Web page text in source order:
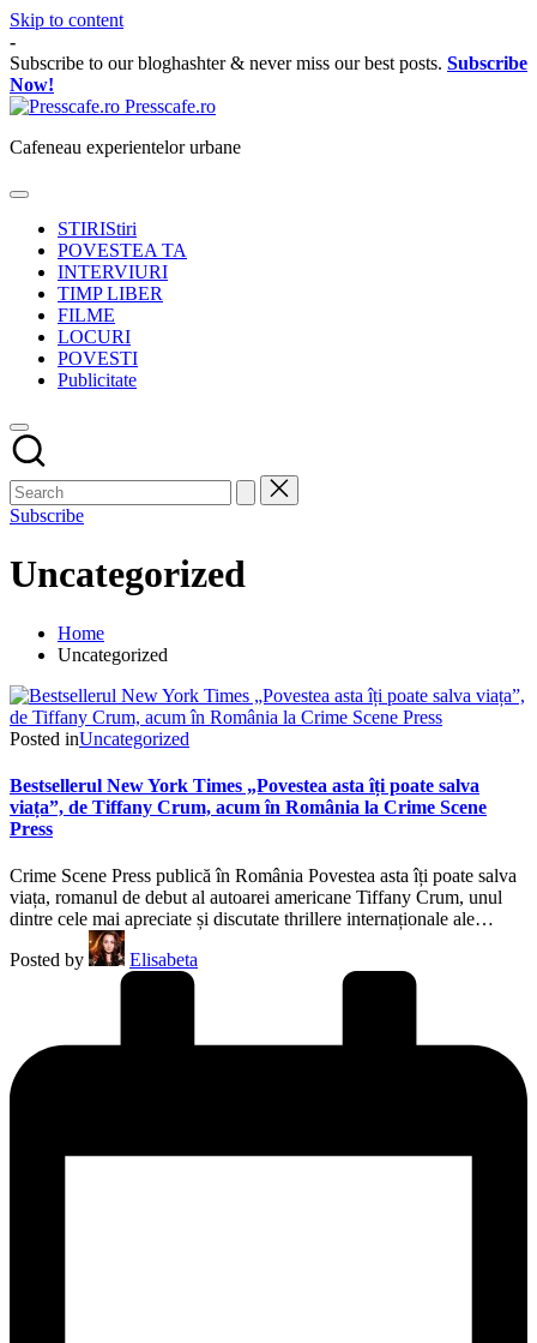
Skip to content
-
Subscribe to our bloghashter & never miss our best posts. Subscribe
Now!
Presscafe.ro
Cafeneau experientelor urbane
STIRIStiri
POVESTEA TA
INTERVIURI
TIMP LIBER
FILME
LOCURI
POVESTI
Publicitate
Subscribe
Uncategorized
Home
Uncategorized
Posted inUncategorized
Bestsellerul New York Times „Povestea asta îți poate salva
viața”, de Tiffany Crum, acum în România la Crime Scene
Press
Crime Scene Press publică în România Povestea asta îți poate salva
viața, romanul de debut al autoarei americane Tiffany Crum, unul
dintre cele mai apreciate și discutate thrillere internaționale ale…
Posted by
Elisabeta